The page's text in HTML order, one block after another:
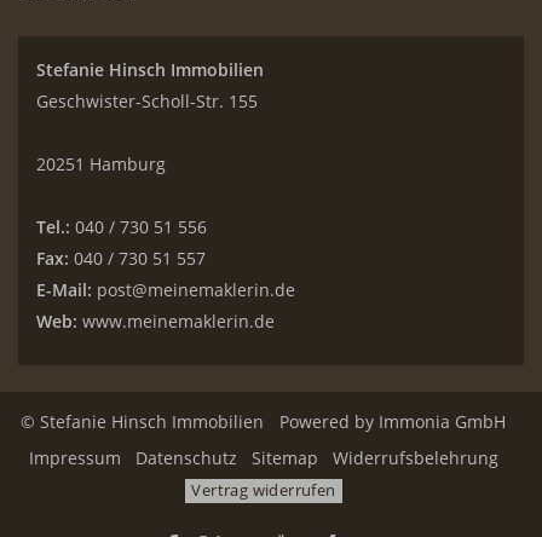
Stefanie Hinsch Immobilien
Geschwister-Scholl-Str. 155
20251 Hamburg
Tel.: 040 / 730 51 556
Fax: 040 / 730 51 557
E-Mail: post@meinemaklerin.de
Web: www.meinemaklerin.de
© Stefanie Hinsch Immobilien Powered by Immonia GmbH
Impressum
Datenschutz Sitemap Widerrufsbelehrung
Vertrag widerrufen